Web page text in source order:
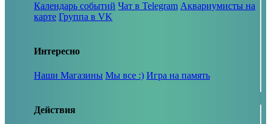
Календарь событий Чат в Telegram Аквариумисты на
карте Группа в VK
Интересно
Наши Магазины Мы все :) Игра на память
Действия